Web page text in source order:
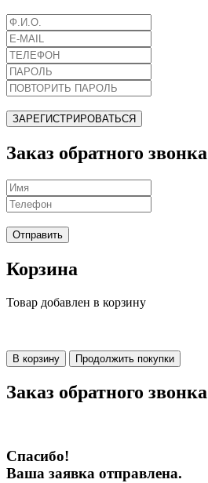
ЗАРЕГИСТРИРОВАТЬСЯ
Заказ обратного звонка
Отправить
Корзина
Товар добавлен в корзину
В корзину Продолжить покупки
Заказ обратного звонка
Спасибо!
Ваша заявка отправлена.